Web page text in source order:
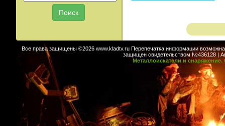
Все права защищены ©2026 www.kladtv.ru Перепечатка информации возможна
защищен свидетельством №436128 |
Металлоискатели и